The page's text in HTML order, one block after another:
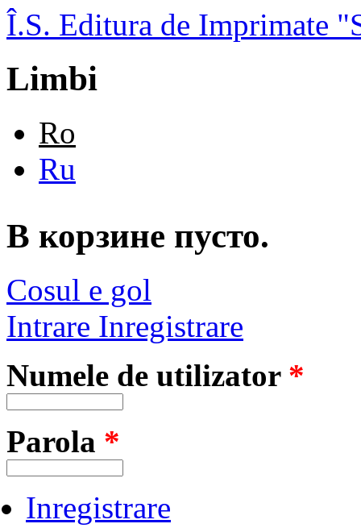
Skip to main content
Î.S. Editura de Imprimate
Limbi
Ro
Ru
В корзине пусто.
Cosul e gol
Intrare Inregistrare
Numele de utilizator *
Parola *
Inregistrare